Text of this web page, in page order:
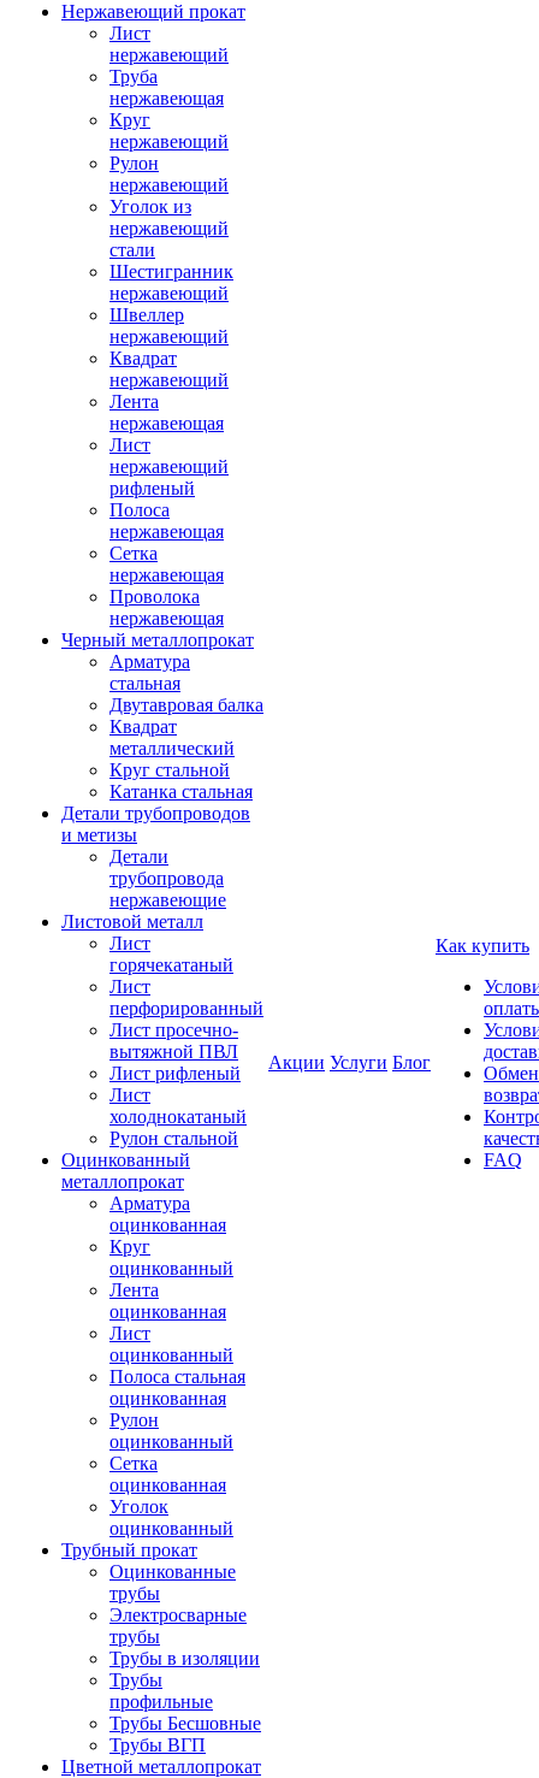
Нержавеющий прокат
Лист
нержавеющий
Труба
нержавеющая
Круг
нержавеющий
Рулон
нержавеющий
Уголок из
нержавеющий
стали
Шестигранник
нержавеющий
Швеллер
нержавеющий
Квадрат
нержавеющий
Лента
нержавеющая
Лист
нержавеющий
рифленый
Полоса
нержавеющая
Сетка
нержавеющая
Проволока
нержавеющая
Черный металлопрокат
Арматура
стальная
Двутавровая балка
Квадрат
металлический
Круг стальной
Катанка стальная
Детали трубопроводов
и метизы
Детали
трубопровода
нержавеющие
Листовой металл
Лист
горячекатаный
Лист
перфорированный
Лист просечно-
вытяжной ПВЛ
Лист рифленый
Лист
холоднокатаный
Рулон стальной
Оцинкованный
металлопрокат
Арматура
оцинкованная
Круг
оцинкованный
Лента
оцинкованная
Лист
оцинкованный
Полоса стальная
оцинкованная
Рулон
оцинкованный
Сетка
оцинкованная
Уголок
оцинкованный
Трубный прокат
Оцинкованные
трубы
Электросварные
трубы
Трубы в изоляции
Трубы
профильные
Трубы Бесшовные
Трубы ВГП
Цветной металлопрокат
Акции Услуги Блог
Как купить
FAQ